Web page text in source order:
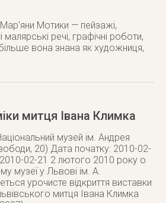
Мар'яни Мотики — пейзажі,
речі, графічні роботи,
вона знана як художниця,
митця Івана Климка
музей ім. Андрея
20) Дата початку: 2010-02-
2010-02-21 2 лютого 2010 року о
музеї у Львові ім. А.
урочисте відкриття виставки
митця Івана Климка